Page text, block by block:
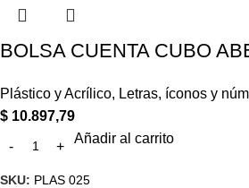
BOLSA CUENTA CUBO
Plástico y Acrílico, Letras, íconos y
$ 10.897,79
Añadir al carrito
SKU: PLAS 025